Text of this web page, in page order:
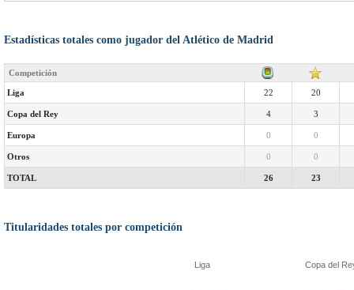
Estadísticas totales como jugador del Atlético de Madrid
Competición
Liga 22 20
Copa del Rey 4 3
Europa 0 0
Otros 0 0
TOTAL 26 23
Titularidades totales por competición
Liga Copa del